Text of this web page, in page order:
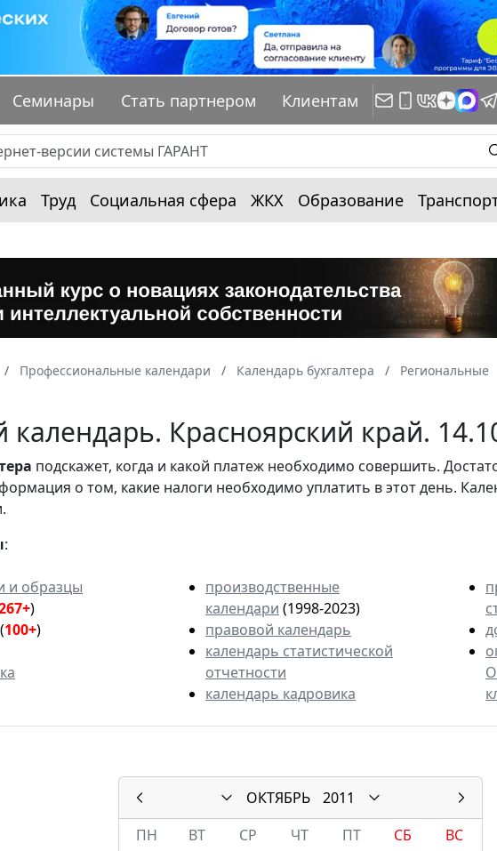
Семинары Стать партнером Клиентам
Труд Социальная сфера ЖКХ Образование
Профессиональные календари Календарь бухгалтера Региональные
календарь. Красноярский край.
подскажет, когда и какой платеж необходимо совершить.
о том, какие налоги необходимо уплатить в этот день.
:
и образцы
)
(100+)
производственные
календари (1998-2023)
правовой календарь
календарь статистической
отчетности
календарь кадровика
ОКТЯБРЬ
2011
ПН
ВТ СР ЧТ ПТ СБ
ВС